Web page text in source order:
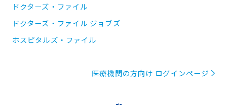
ドクターズ・ファイル
ドクターズ・ファイル ジョブズ
ホスピタルズ・ファイル
医療機関の方向け ログインページ